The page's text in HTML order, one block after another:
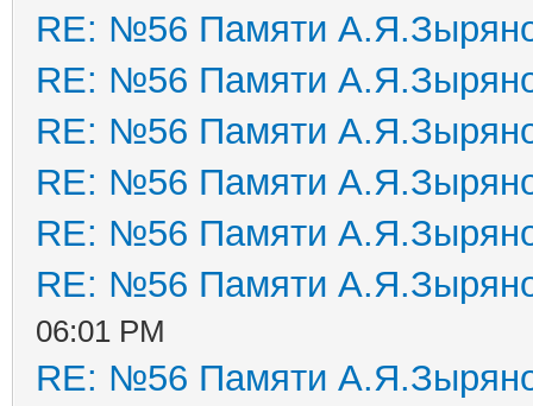
RE: №56 Памяти
RE: №56 Памяти
RE: №56 Памяти
RE: №56 Памяти
RE: №56 Памяти
RE: №56 Памяти
06:01 PM
RE: №56 Памяти